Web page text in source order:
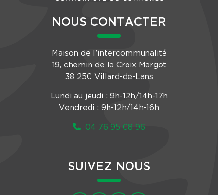
NOUS CONTACTER
Maison de l’intercommunalité
19, chemin de la Croix Margot
38 250 Villard-de-Lans
Lundi au jeudi : 9h-12h/14h-17h
Vendredi : 9h-12h/14h-16h
04 76 95 08 96
SUIVEZ NOUS